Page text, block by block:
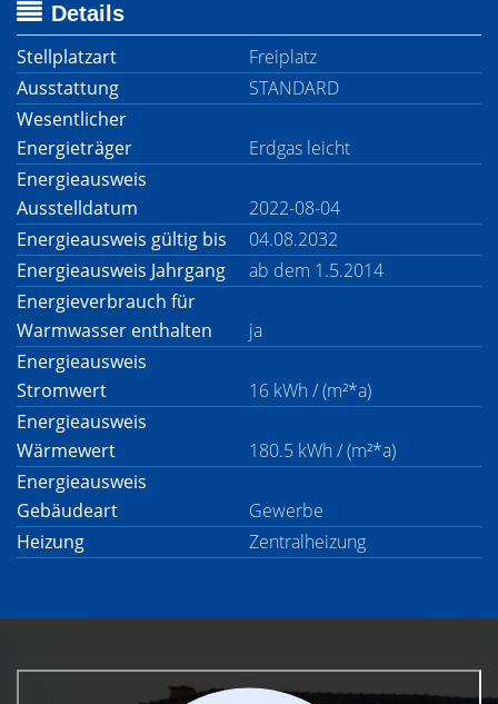
Details
Stellplatzart
Freiplatz
Ausstattung
STANDARD
Wesentlicher
Energieträger
Erdgas leicht
Energieausweis
Ausstelldatum
2022-08-04
Energieausweis gültig bis
04.08.2032
Energieausweis Jahrgang
ab dem 1.5.2014
Energieverbrauch für
Warmwasser enthalten
ja
Energieausweis
Stromwert
16 kWh / (m²*a)
Energieausweis
Wärmewert
180.5 kWh / (m²*a)
Energieausweis
Gebäudeart
Gewerbe
Heizung
Zentralheizung